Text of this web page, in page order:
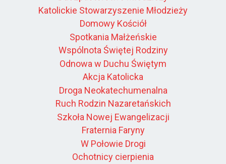
Katolickie Stowarzyszenie Młodzieży
Domowy Kościół
Spotkania Małżeńskie
Wspólnota Świętej Rodziny
Odnowa w Duchu Świętym
Akcja Katolicka
Droga Neokatechumenalna
Ruch Rodzin Nazaretańskich
Szkoła Nowej Ewangelizacji
Fraternia Faryny
W Połowie Drogi
Ochotnicy cierpienia